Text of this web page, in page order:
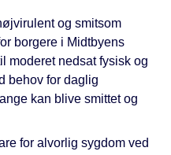
og smitsom
borgere i Midtbyens
moderet nedsat fysisk og
behov for daglig
kan blive smittet og
for alvorlig sygdom ved